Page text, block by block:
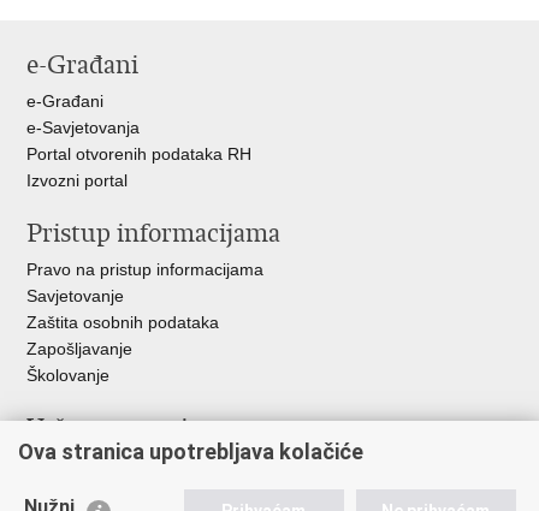
FacebookuTwitteru
e-Građani
e-Građani
e-Savjetovanja
Portal otvorenih podataka RH
Izvozni portal
Pristup informacijama
Pravo na pristup informacijama
Savjetovanje
Zaštita osobnih podataka
Zapošljavanje
Školovanje
Važne poveznice
Ministarstvo unutarnjih poslova
Ova stranica upotrebljava kolačiće